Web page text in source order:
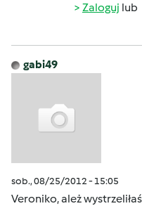
Zaloguj lub
gabi49
sob., 08/25/2012 - 15:05
Veroniko, ależ